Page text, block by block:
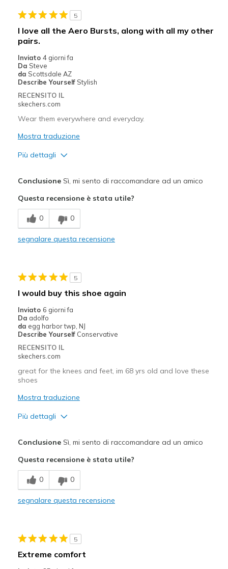
View On Shoes
I'm Really Into Shoes
5
I love all the Aero Bursts, along with all my other
pairs.
Inviato 4 giorni fa
Da Steve
da Scottsdale AZ
Describe Yourself Stylish
RECENSITO IL
skechers.com
Wear them everywhere and everyday.
Mostra traduzione
Più dettagli
Breathe Well
Comfortable
Going Out
Travel
Width
Sizing
ConclusioneSì, mi sento di raccomandare ad un amico
Questa recensione è stata utile?
0 0
segnalare questa recensione
5
I would buy this shoe again
Inviato 6 giorni fa
Da adolfo
da egg harbor twp, NJ
Describe Yourself Conservative
RECENSITO IL
skechers.com
great for the knees and feet, im 68 yrs old and love these
shoes
Mostra traduzione
Più dettagli
Breathe Well
Comfortable
Going Out
ConclusioneSì, mi sento di raccomandare ad un amico
Questa recensione è stata utile?
0 0
segnalare questa recensione
5
Extreme comfort